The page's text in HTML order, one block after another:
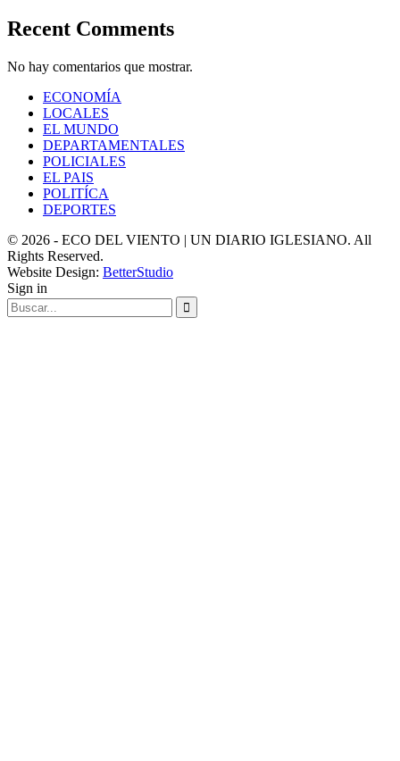
Recent Comments
No hay comentarios que mostrar.
ECONOMÍA
LOCALES
EL MUNDO
DEPARTAMENTALES
POLICIALES
EL PAIS
POLITÍCA
DEPORTES
© 2026 - ECO DEL VIENTO | UN DIARIO IGLESIANO. All
Rights Reserved.
Website Design: BetterStudio
Sign in